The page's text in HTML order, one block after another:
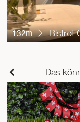
132m Bistrot
Das